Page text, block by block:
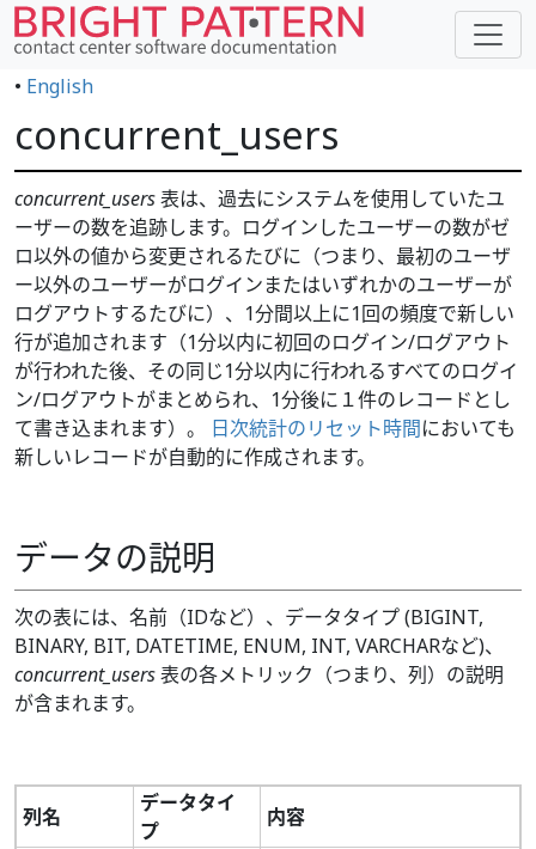
• English
concurrent_users
concurrent_users表は、過去にシステムを使用していたユ
ーザーの数を追跡します。ログインしたユーザーの数がゼ
ロ以外の値から変更されるたびに（つまり、最初のユーザ
ー以外のユーザーがログインまたはいずれかのユーザーが
ログアウトするたびに）、1分間以上に1回の頻度で新しい
行が追加されます（1分以内に初回のログイン/ログアウト
が行われた後、その同じ1分以内に行われるすべてのログイ
ン/ログアウトがまとめられ、1分後に１件のレコードとし
て書き込まれます）。 日次統計のリセット時間においても
新しいレコードが自動的に作成されます。
データの説明
次の表には、名前（IDなど）、データタイプ (BIGINT,
BINARY, BIT, DATETIME, ENUM, INT, VARCHARなど)、
concurrent_users表の各メトリック（つまり、列）の説明
が含まれます。
列名
データタイ
プ
内容